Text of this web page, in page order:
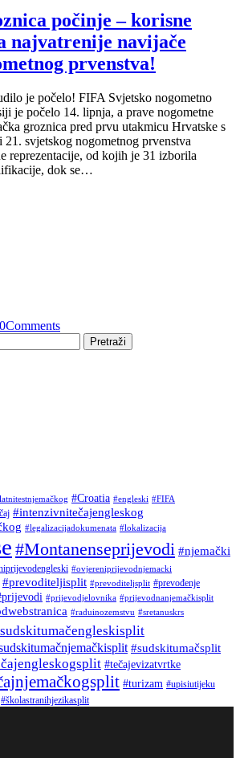
počinje – korisne
najvatrenije navijače
prvenstva!
je počelo! FIFA Svjetsko nogometno
je počelo 14. lipnja, a prave nogometne
groznica pred prvu utakmicu Hrvatske s
svjetskog nogometnog prvenstva
reprezentacije, od kojih je 31 izborila
dok se…
0Comments
#Croatia #engleski #FIFA
#intenzivnitečajengleskog
#legalizacijadokumenata #lokalizacija
#Montanenseprijevodi #njemački
#ovjereniprijevodnjemacki
#prevoditeljisplit #prevoditeljsplit #prevođenje
#prijevodjelovnika #prijevodnanjemačkisplit
#raduinozemstvu #sretanuskrs
#sudskitumačsplit
#tečajevizatvrtke
#turizam #upisiutijeku
#školastranihjezikasplit